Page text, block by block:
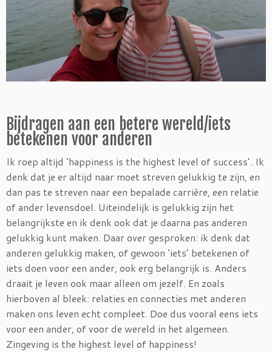
Bijdragen aan een betere wereld/iets
betekenen voor anderen
Ik roep altijd ‘happiness is the highest level of success’. Ik
denk dat je er altijd naar moet streven gelukkig te zijn, en
dan pas te streven naar een bepalade carrière, een relatie
of ander levensdoel. Uiteindelijk is gelukkig zijn het
belangrijkste en ik denk ook dat je daarna pas anderen
gelukkig kunt maken. Daar over gesproken: ik denk dat
anderen gelukkig maken, of gewoon ‘iets’ betekenen of
iets doen voor een ander, ook erg belangrijk is. Anders
draait je leven ook maar alleen om jezelf. En zoals
hierboven al bleek: relaties en connecties met anderen
maken ons leven echt compleet. Doe dus vooral eens iets
voor een ander, of voor de wereld in het algemeen.
Zingeving is the highest level of happiness!